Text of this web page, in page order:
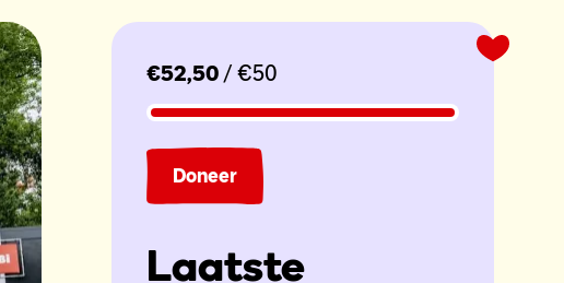
€52,50 / €50
Doneer
Laatste